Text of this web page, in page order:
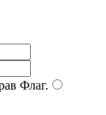
Флаг.